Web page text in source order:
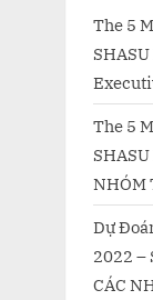
The 5
The 5
NHÓM
Dự
2022 –
CÁC